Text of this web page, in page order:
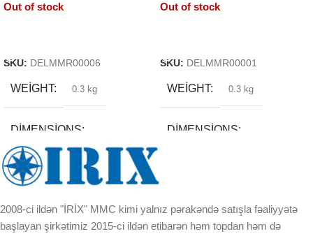
Out of stock
SKU: DELMMR00006
WEIGHT 0.3 kg
DIMENSIONS
5 × 20 × 3 cm
BREND
Out of stock
SKU: DELMMR00001
WEIGHT 0.3 kg
DIMENSIONS
BREND
2008-ci ildən "İRİX" MMC kimi yalnız pərakəndə satışla fəaliyyətə
başlayan şirkətimiz 2015-ci ildən etibarən həm topdan həm də